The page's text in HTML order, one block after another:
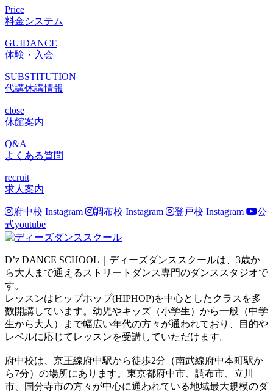
Price
料金システム
GUIDANCE
体験・入会
SUBSTITUTION
代講休講情報
close
休館案内
Q&A
よくある質問
recruit
求人案内
府中校 Instagram 調布校 Instagram 登戸校 Instagram
公
式youtube
D’z DANCE SCHOOL｜ディーズダンススクールは、3歳か
ら大人まで通えるストリートダンス専門のダンススタジオで
す。
レッスンはヒップホップ(HIPHOP)を中心としたクラスを多
数開講しています。幼児やキッズ（小学生）から一般（中学
生から大人）まで幅広い年代の方々が通われており、目的や
レベルに応じてレッスンを受講していただけます。
府中校は、京王線府中駅から徒歩2分（南武線府中本町駅か
ら7分）の場所にあります。東京都府中市、調布市、立川
市、国分寺市の方々が中心に通われている地域最大規模のダ